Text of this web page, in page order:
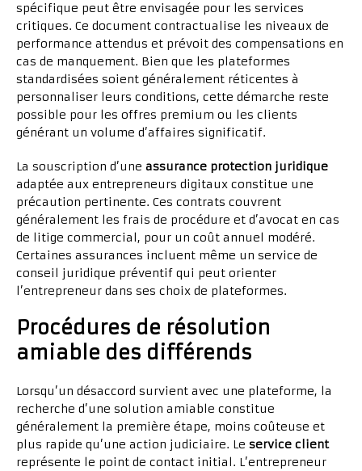
spécifique peut être envisagée pour les services
critiques. Ce document contractualise les niveaux de
performance attendus et prévoit des compensations en
cas de manquement. Bien que les plateformes
standardisées soient généralement réticentes à
personnaliser leurs conditions, cette démarche reste
possible pour les offres premium ou les clients
générant un volume d’affaires significatif.
La souscription d’une assurance protection juridique
adaptée aux entrepreneurs digitaux constitue une
précaution pertinente. Ces contrats couvrent
généralement les frais de procédure et d’avocat en cas
de litige commercial, pour un coût annuel modéré.
Certaines assurances incluent même un service de
conseil juridique préventif qui peut orienter
l’entrepreneur dans ses choix de plateformes.
Procédures de résolution
amiable des différends
Lorsqu’un désaccord survient avec une plateforme, la
recherche d’une solution amiable constitue
généralement la première étape, moins coûteuse et
plus rapide qu’une action judiciaire. Le service client
représente le point de contact initial. L’entrepreneur